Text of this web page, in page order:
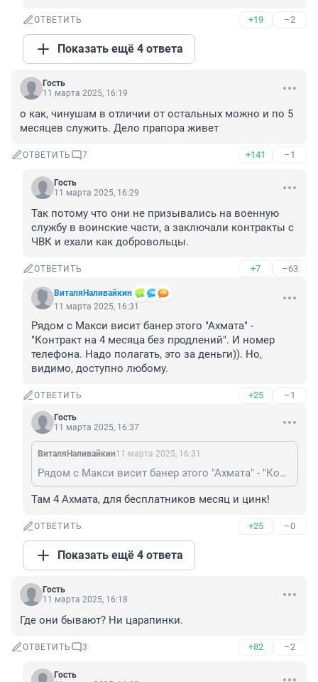
ОТВЕТИТЬ +19 –2
Показать ещё 4 ответа
Гость
11 марта 2025, 16:19
о как, чинушам в отличии от остальных можно и по 5
месяцев служить. Дело прапора живет
ОТВЕТИТЬ 7 +141 –1
Гость
11 марта 2025, 16:29
Так потому что они не призывались на военную
службу в воинские части, а заключали контракты с
ЧВК и ехали как добровольцы.
ОТВЕТИТЬ +7 –63
ВиталяНаливайкин
11 марта 2025, 16:31
Рядом с Макси висит банер этого "Ахмата" -
"Контракт на 4 месяца без продлений". И номер
телефона. Надо полагать, это за деньги)). Но,
видимо, доступно любому.
ОТВЕТИТЬ +25 –1
Гость
11 марта 2025, 16:37
ВиталяНаливайкин11 марта 2025, 16:31
Рядом с Макси висит банер этого "Ахмата" - "Контракт на 4 месяца без продлений". И номер телефона. Надо полагать, это за деньги)). Но, видимо, доступно любому.
Там 4 Ахмата, для бесплатников месяц и цинк!
ОТВЕТИТЬ +25 –0
Показать ещё 4 ответа
Гость
11 марта 2025, 16:18
Где они бывают? Ни царапинки.
ОТВЕТИТЬ 3 +82 –2
Гость